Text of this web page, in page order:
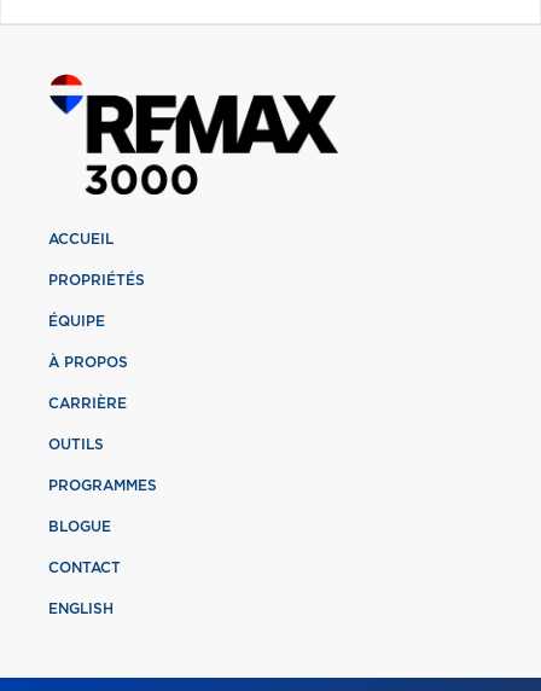
ACCUEIL
PROPRIÉTÉS
ÉQUIPE
À PROPOS
CARRIÈRE
OUTILS
PROGRAMMES
BLOGUE
CONTACT
ENGLISH